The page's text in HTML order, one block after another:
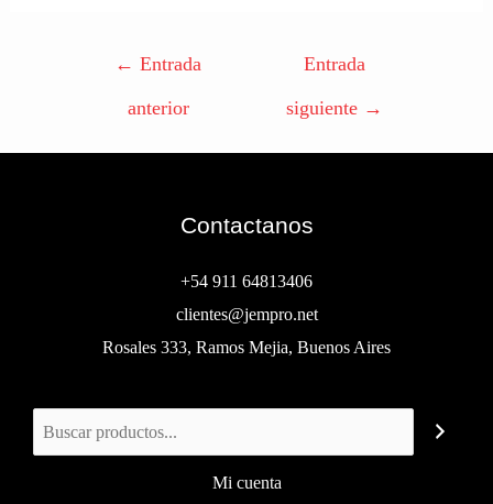
← Entrada
anterior
Entrada
siguiente →
Contactanos
+54 911 64813406
clientes@jempro.net
Rosales 333, Ramos Mejia, Buenos Aires
Mi cuenta